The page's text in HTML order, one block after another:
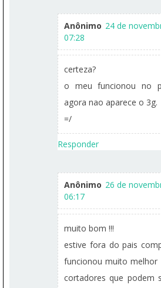
Anônimo 24 de
07:28
certeza?
o meu funcionou no
agora nao aparece o 3g.
=/
Responder
Anônimo 26 de
06:17
muito bom !!!
estive fora do pais
funcionou muito melhor
cortadores que podem